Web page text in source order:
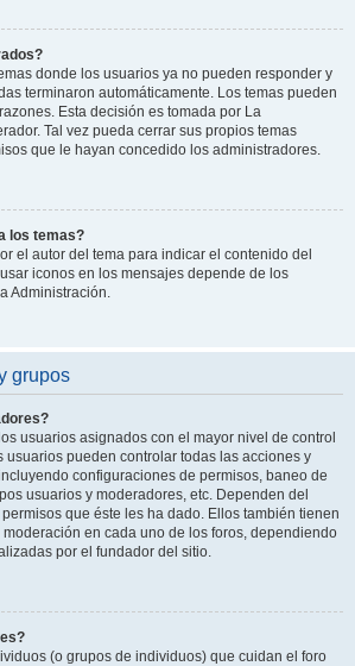
donde los usuarios ya no pueden responder y
terminaron automáticamente. Los temas pueden
Esta decisión es tomada por La
Tal vez pueda cerrar sus propios temas
que le hayan concedido los administradores.
los temas?
el autor del tema para indicar el contenido del
iconos en los mensajes depende de los
Administración.
grupos
usuarios asignados con el mayor nivel de control
usuarios pueden controlar todas las acciones y
configuraciones de permisos, baneo de
usuarios y moderadores, etc. Dependen del
que éste les ha dado. Ellos también tienen
en cada uno de los foros, dependiendo
por el fundador del sitio.
(o grupos de individuos) que cuidan el foro